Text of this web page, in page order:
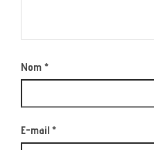
Nom *
E-mail *